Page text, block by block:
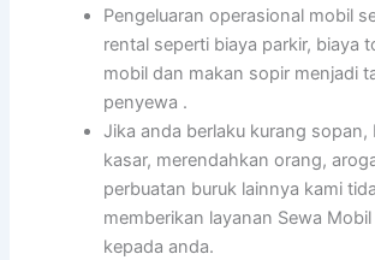
Pengeluaran operasional mobil
rental seperti biaya parkir, biaya
mobil dan makan sopir menjadi
penyewa .
Jika anda berlaku kurang sopan,
kasar, merendahkan orang,
perbuatan buruk lainnya kami
memberikan layanan Sewa Mobil
kepada anda.